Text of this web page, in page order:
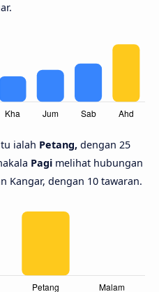
ialah Petang, dengan 25
Pagi melihat hubungan
Kangar, dengan 10 tawaran.